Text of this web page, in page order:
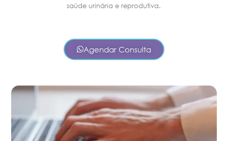
saúde urinária e reprodutiva.
Agendar Consulta